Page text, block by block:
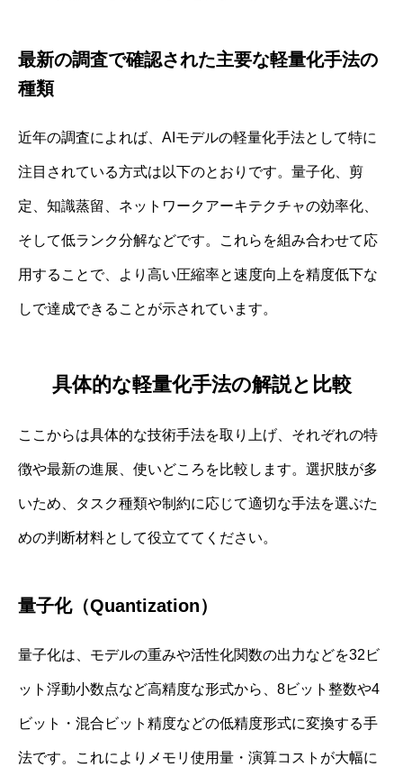
最新の調査で確認された主要な軽量化手法の
種類
近年の調査によれば、AIモデルの軽量化手法として特に
注目されている方式は以下のとおりです。量子化、剪
定、知識蒸留、ネットワークアーキテクチャの効率化、
そして低ランク分解などです。これらを組み合わせて応
用することで、より高い圧縮率と速度向上を精度低下な
しで達成できることが示されています。
具体的な軽量化手法の解説と比較
ここからは具体的な技術手法を取り上げ、それぞれの特
徴や最新の進展、使いどころを比較します。選択肢が多
いため、タスク種類や制約に応じて適切な手法を選ぶた
めの判断材料として役立ててください。
量子化（Quantization）
量子化は、モデルの重みや活性化関数の出力などを32ビ
ット浮動小数点など高精度な形式から、8ビット整数や4
ビット・混合ビット精度などの低精度形式に変換する手
法です。これによりメモリ使用量・演算コストが大幅に